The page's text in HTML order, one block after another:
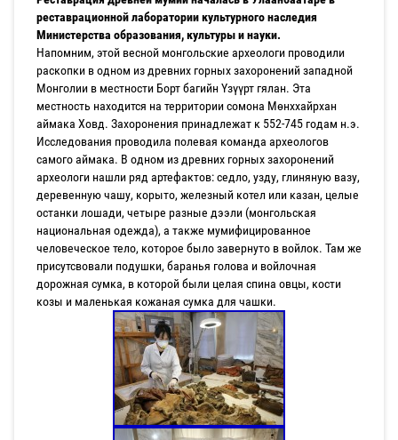
реставрационной лаборатории культурного наследия
Министерства образования, культуры и науки.
Напомним, этой весной монгольские археологи проводили
раскопки в одном из древних горных захоронений западной
Монголии в местности Борт багийн Үзүүрт гялан. Эта
местность находится на территории сомона Мөнххайрхан
аймака Ховд. Захоронения принадлежат к 552-745 годам н.э.
Исследования проводила полевая команда археологов
самого аймака. В одном из древних горных захоронений
археологи нашли ряд артефактов: седло, узду, глиняную вазу,
деревенную чашу, корыто, железный котел или казан, целые
останки лошади, четыре разные дээли (монгольская
национальная одежда), а также мумифицированное
человеческое тело, которое было завернуто в войлок. Там же
присутсвовали подушки, баранья голова и войлочная
дорожная сумка, в которой были целая спина овцы, кости
козы и маленькая кожаная сумка для чашки.